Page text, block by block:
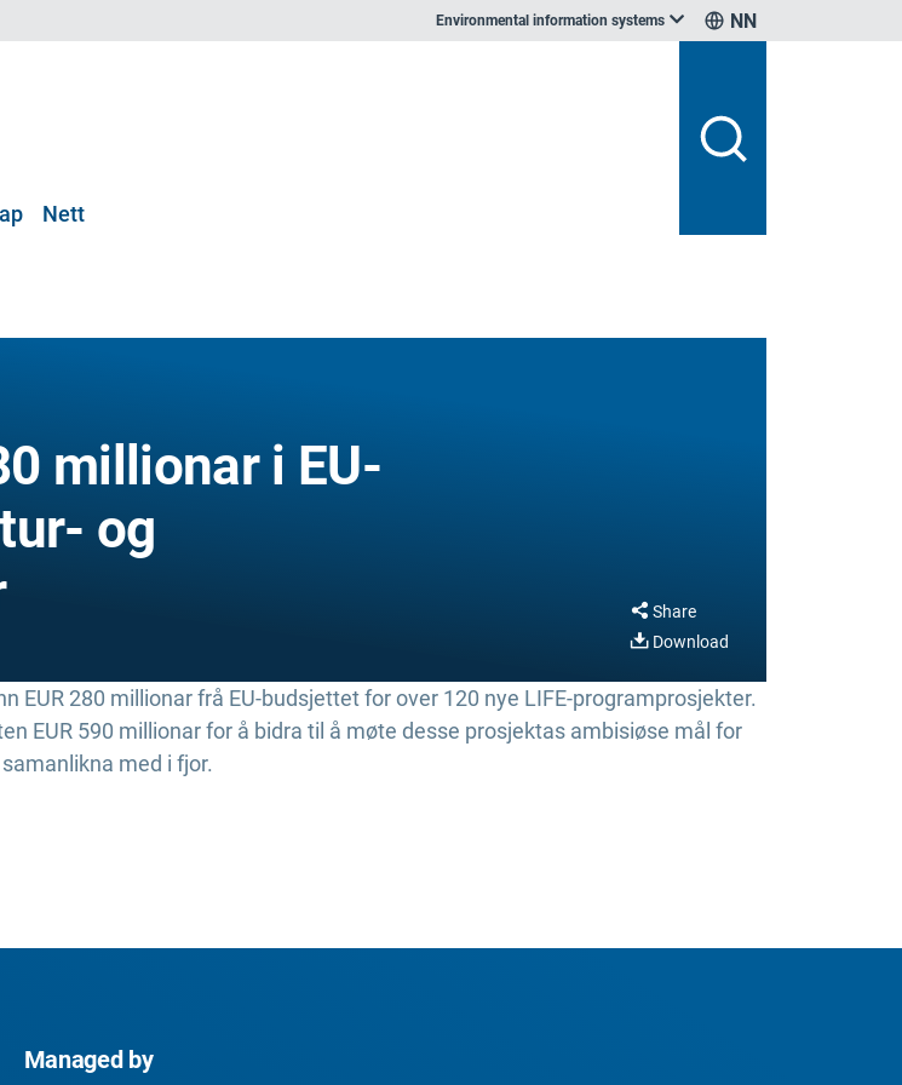
Environmental information systems NN
Nett
millionar i EU-
og
Share
Download
EUR 280 millionar frå EU-budsjettet for over 120 nye LIFE-programprosjekter.
EUR 590 millionar for å bidra til å møte desse prosjektas ambisiøse mål for
med i fjor.
Managed by